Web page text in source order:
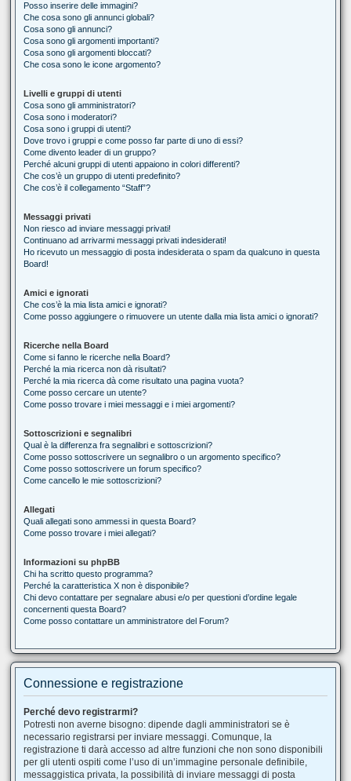
Posso inserire delle immagini?
Che cosa sono gli annunci globali?
Cosa sono gli annunci?
Cosa sono gli argomenti importanti?
Cosa sono gli argomenti bloccati?
Che cosa sono le icone argomento?
Livelli e gruppi di utenti
Cosa sono gli amministratori?
Cosa sono i moderatori?
Cosa sono i gruppi di utenti?
Dove trovo i gruppi e come posso far parte di uno di essi?
Come divento leader di un gruppo?
Perché alcuni gruppi di utenti appaiono in colori differenti?
Che cos’è un gruppo di utenti predefinito?
Che cos’è il collegamento “Staff”?
Messaggi privati
Non riesco ad inviare messaggi privati!
Continuano ad arrivarmi messaggi privati indesiderati!
Ho ricevuto un messaggio di posta indesiderata o spam da qualcuno in questa
Board!
Amici e ignorati
Che cos’è la mia lista amici e ignorati?
Come posso aggiungere o rimuovere un utente dalla mia lista amici o ignorati?
Ricerche nella Board
Come si fanno le ricerche nella Board?
Perché la mia ricerca non dà risultati?
Perché la mia ricerca dà come risultato una pagina vuota?
Come posso cercare un utente?
Come posso trovare i miei messaggi e i miei argomenti?
Sottoscrizioni e segnalibri
Qual è la differenza fra segnalibri e sottoscrizioni?
Come posso sottoscrivere un segnalibro o un argomento specifico?
Come posso sottoscrivere un forum specifico?
Come cancello le mie sottoscrizioni?
Allegati
Quali allegati sono ammessi in questa Board?
Come posso trovare i miei allegati?
Informazioni su phpBB
Chi ha scritto questo programma?
Perché la caratteristica X non è disponibile?
Chi devo contattare per segnalare abusi e/o per questioni d’ordine legale
concernenti questa Board?
Come posso contattare un amministratore del Forum?
Connessione e registrazione
Perché devo registrarmi?
Potresti non averne bisogno: dipende dagli amministratori se è
necessario registrarsi per inviare messaggi. Comunque, la
registrazione ti darà accesso ad altre funzioni che non sono disponibili
per gli utenti ospiti come l’uso di un’immagine personale definibile,
messaggistica privata, la possibilità di inviare messaggi di posta